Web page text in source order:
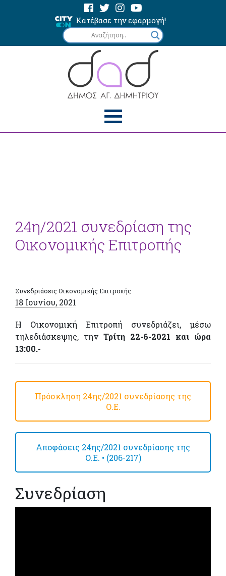
Κατέβασε την εφαρμογή!
24η/2021 συνεδρίαση της
Οικονομικής Επιτροπής
Συνεδριάσεις Οικονομικής Επιτροπής
18 Ιουνίου, 2021
Η Οικονομική Επιτροπή συνεδριάζει, μέσω
τηλεδιάσκεψης, την Τρίτη 22-6-2021 και ώρα
13:00.-
Πρόσκληση 24ης/2021 συνεδρίασης της
Ο.Ε.
Αποφάσεις 24ης/2021 συνεδρίασης της
Ο.Ε. • (206-217)
Συνεδρίαση